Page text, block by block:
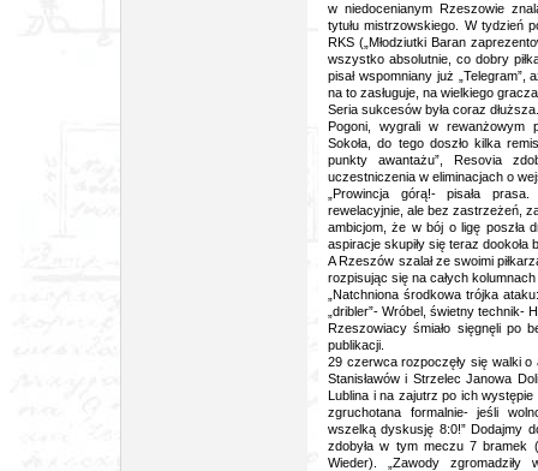
w niedocenianym Rzeszowie
tytułu mistrzowskiego. W tydzień
RKS („Młodziutki Baran
wszystko absolutnie, co dobry
pisał wspomniany już
na to zasługuje, na wielkiego
Seria sukcesów była coraz
Pogoni, wygrali w rewanżowym
Sokoła, do tego doszło kilka
punkty awantażu”, Resovia
uczestniczenia w eliminacjach o
„Prowincja górą!- pisała
rewelacyjnie, ale bez zastrzeżeń,
ambicjom, że w bój o ligę poszła
aspiracje skupiły się teraz dookoła
A Rzeszów szalał ze swoimi
rozpisując się na całych
„Natchniona środkowa trójka
„dribler”- Wróbel, świetny technik-
Rzeszowiacy śmiało sięgnęli po
publikacji.
29 czerwca rozpoczęły się walki o
Stanisławów i Strzelec Janowa
Lublina i na zajutrz po ich występie
zgruchotana formalnie- jeśli
wszelką dyskusję 8:0!” Dodajmy
zdobyła w tym meczu 7 bramek
Wieder). „Zawody zgromadziły